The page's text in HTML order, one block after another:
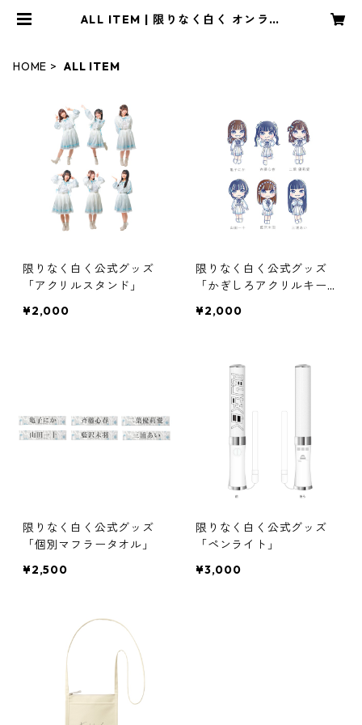
ALL ITEM | 限りなく白く オンライ
HOME ALL ITEM
限りなく白く公式グッズ
「アクリルスタンド」
¥2,000
限りなく白く公式グッズ
「かぎしろアクリルキーホ
¥2,000
限りなく白く公式グッズ
「個別マフラータオル」
¥2,500
限りなく白く公式グッズ
「ペンライト」
¥3,000